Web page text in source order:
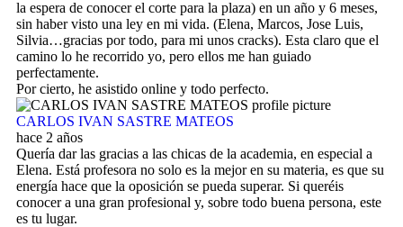
la espera de conocer el corte para la plaza) en un año y 6 meses,
sin haber visto una ley en mi vida. (Elena, Marcos, Jose Luis,
Silvia…gracias por todo, para mi unos cracks). Esta claro que el
camino lo he recorrido yo, pero ellos me han guiado
perfectamente.
Por cierto, he asistido online y todo perfecto.
CARLOS IVAN SASTRE MATEOS
hace 2 años
Quería dar las gracias a las chicas de la academia, en especial a
Elena. Está profesora no solo es la mejor en su materia, es que su
energía hace que la oposición se pueda superar. Si queréis
conocer a una gran profesional y, sobre todo buena persona, este
es tu lugar.